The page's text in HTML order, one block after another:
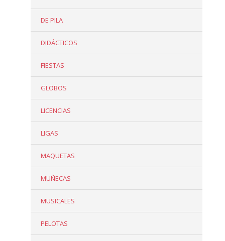
DE PILA
DIDÁCTICOS
FIESTAS
GLOBOS
LICENCIAS
LIGAS
MAQUETAS
MUÑECAS
MUSICALES
PELOTAS